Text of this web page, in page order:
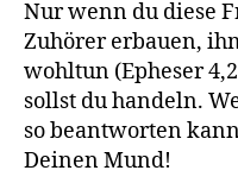
Nur wenn du diese
Zuhörer erbauen,
wohltun (Epheser
sollst du handeln.
so beantworten
Deinen Mund!